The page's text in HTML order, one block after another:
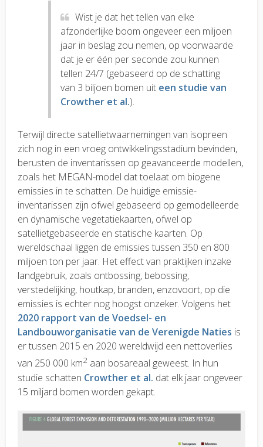
Wist je dat het tellen van elke
afzonderlijke boom ongeveer een miljoen
jaar in beslag zou nemen, op voorwaarde
dat je er één per seconde zou kunnen
tellen 24/7 (gebaseerd op de schatting
van 3 biljoen bomen uit een studie van
Crowther et al.).
Terwijl directe satellietwaarnemingen van isopreen
zich nog in een vroeg ontwikkelingsstadium bevinden,
berusten de inventarissen op geavanceerde modellen,
zoals het MEGAN-model dat toelaat om biogene
emissies in te schatten. De huidige emissie-
inventarissen zijn ofwel gebaseerd op gemodelleerde
en dynamische vegetatiekaarten, ofwel op
satellietgebaseerde en statische kaarten. Op
wereldschaal liggen de emissies tussen 350 en 800
miljoen ton per jaar. Het effect van praktijken inzake
landgebruik, zoals ontbossing, bebossing,
verstedelijking, houtkap, branden, enzovoort, op die
emissies is echter nog hoogst onzeker. Volgens het
2020 rapport van de Voedsel- en
Landbouworganisatie van de Verenigde Naties is
er tussen 2015 en 2020 wereldwijd een nettoverlies
van 250 000 km2 aan bosareaal geweest. In hun
studie schatten Crowther et al. dat elk jaar ongeveer
15 miljard bomen worden gekapt.